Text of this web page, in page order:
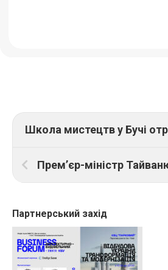
Партнерський захід